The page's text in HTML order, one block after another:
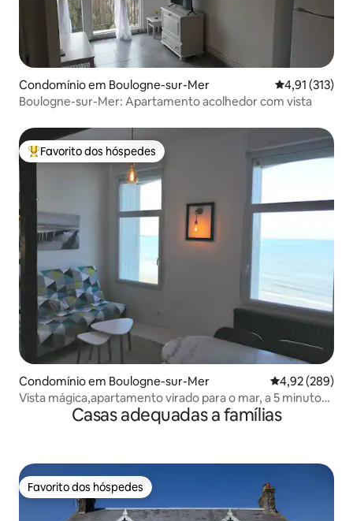
Condomínio em Boulogne-sur-Mer Classificação
4,91 (313)
Boulogne-sur-Mer: Apartamento acolhedor com vista
Favoritos dos hóspedes mais apreciados
Favorito dos hóspedes
Condomínio em Boulogne-sur-Mer Classificação
4,92 (289)
Vista mágica,apartamento virado para o mar, a 5 minutos
de NausicaaCasas adequadas a famílias
Favorito dos hóspedes
Favorito dos hóspedes